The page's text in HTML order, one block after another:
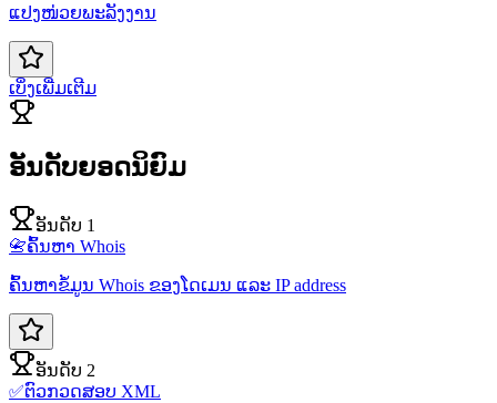
ແປງໜ່ວຍພະລັງງານ
ເບິ່ງເພີ່ມເຕີມ
ອັນດັບຍອດນິຍົມ
ອັນດັບ 1
📇ຄົ້ນຫາ Whois
ຄົ້ນຫາຂໍ້ມູນ Whois ຂອງໂດເມນ ແລະ IP address
ອັນດັບ 2
✅ຕົວກວດສອບ XML